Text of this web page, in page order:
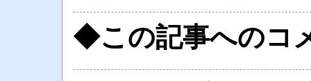
◆この記事へのコ